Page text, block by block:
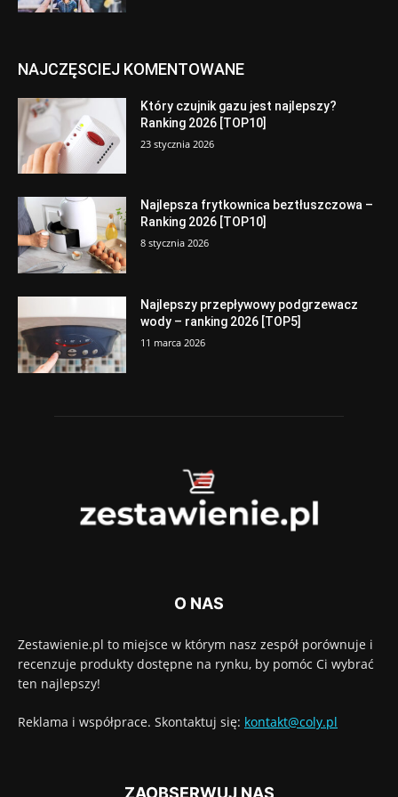
NAJCZĘSCIEJ KOMENTOWANE
Który czujnik gazu jest najlepszy?
Ranking 2026 [TOP10]
23 stycznia 2026
Najlepsza frytkownica beztłuszczowa –
Ranking 2026 [TOP10]
8 stycznia 2026
Najlepszy przepływowy podgrzewacz
wody – ranking 2026 [TOP5]
11 marca 2026
O NAS
Zestawienie.pl to miejsce w którym nasz zespół porównuje i
recenzuje produkty dostępne na rynku, by pomóc Ci wybrać
ten najlepszy!
Reklama i współprace. Skontaktuj się: kontakt@coly.pl
ZAOBSERWUJ NAS